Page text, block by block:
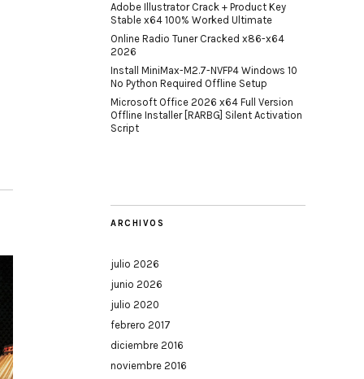
Adobe Illustrator Crack + Product Key
Stable x64 100% Worked Ultimate
Online Radio Tuner Cracked x86-x64
2026
Install MiniMax-M2.7-NVFP4 Windows 10
No Python Required Offline Setup
Microsoft Office 2026 x64 Full Version
Offline Installer [RARBG] Silent Activation
Script
ARCHIVOS
julio 2026
junio 2026
julio 2020
febrero 2017
diciembre 2016
noviembre 2016